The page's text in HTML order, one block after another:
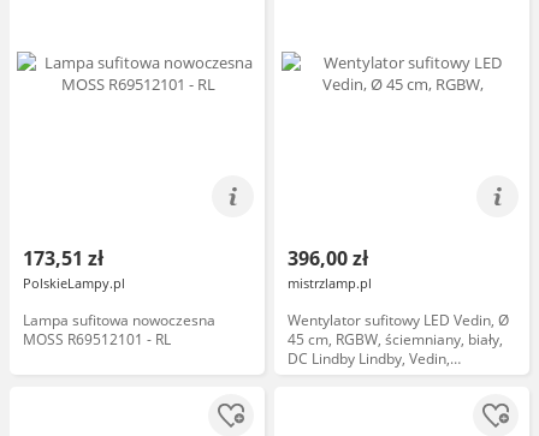
173,51 zł
PolskieLampy.pl
Lampa sufitowa nowoczesna
MOSS R69512101 - RL
396,00 zł
mistrzlamp.pl
Wentylator sufitowy LED Vedin, Ø
45 cm, RGBW, ściemniany, biały,
DC Lindby Lindby, Vedin,
ściemnialny, biały, salon,